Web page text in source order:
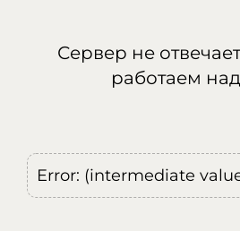
Сервер не
работаем